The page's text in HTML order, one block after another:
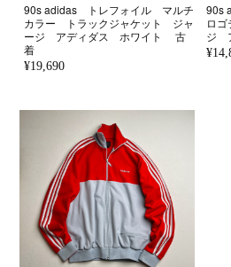
90s adidas トレフォイル マルチ
カラー トラックジャケット ジャ
ージ アディダス ホワイト 古
着
¥19,690
90s
ロ
ジ